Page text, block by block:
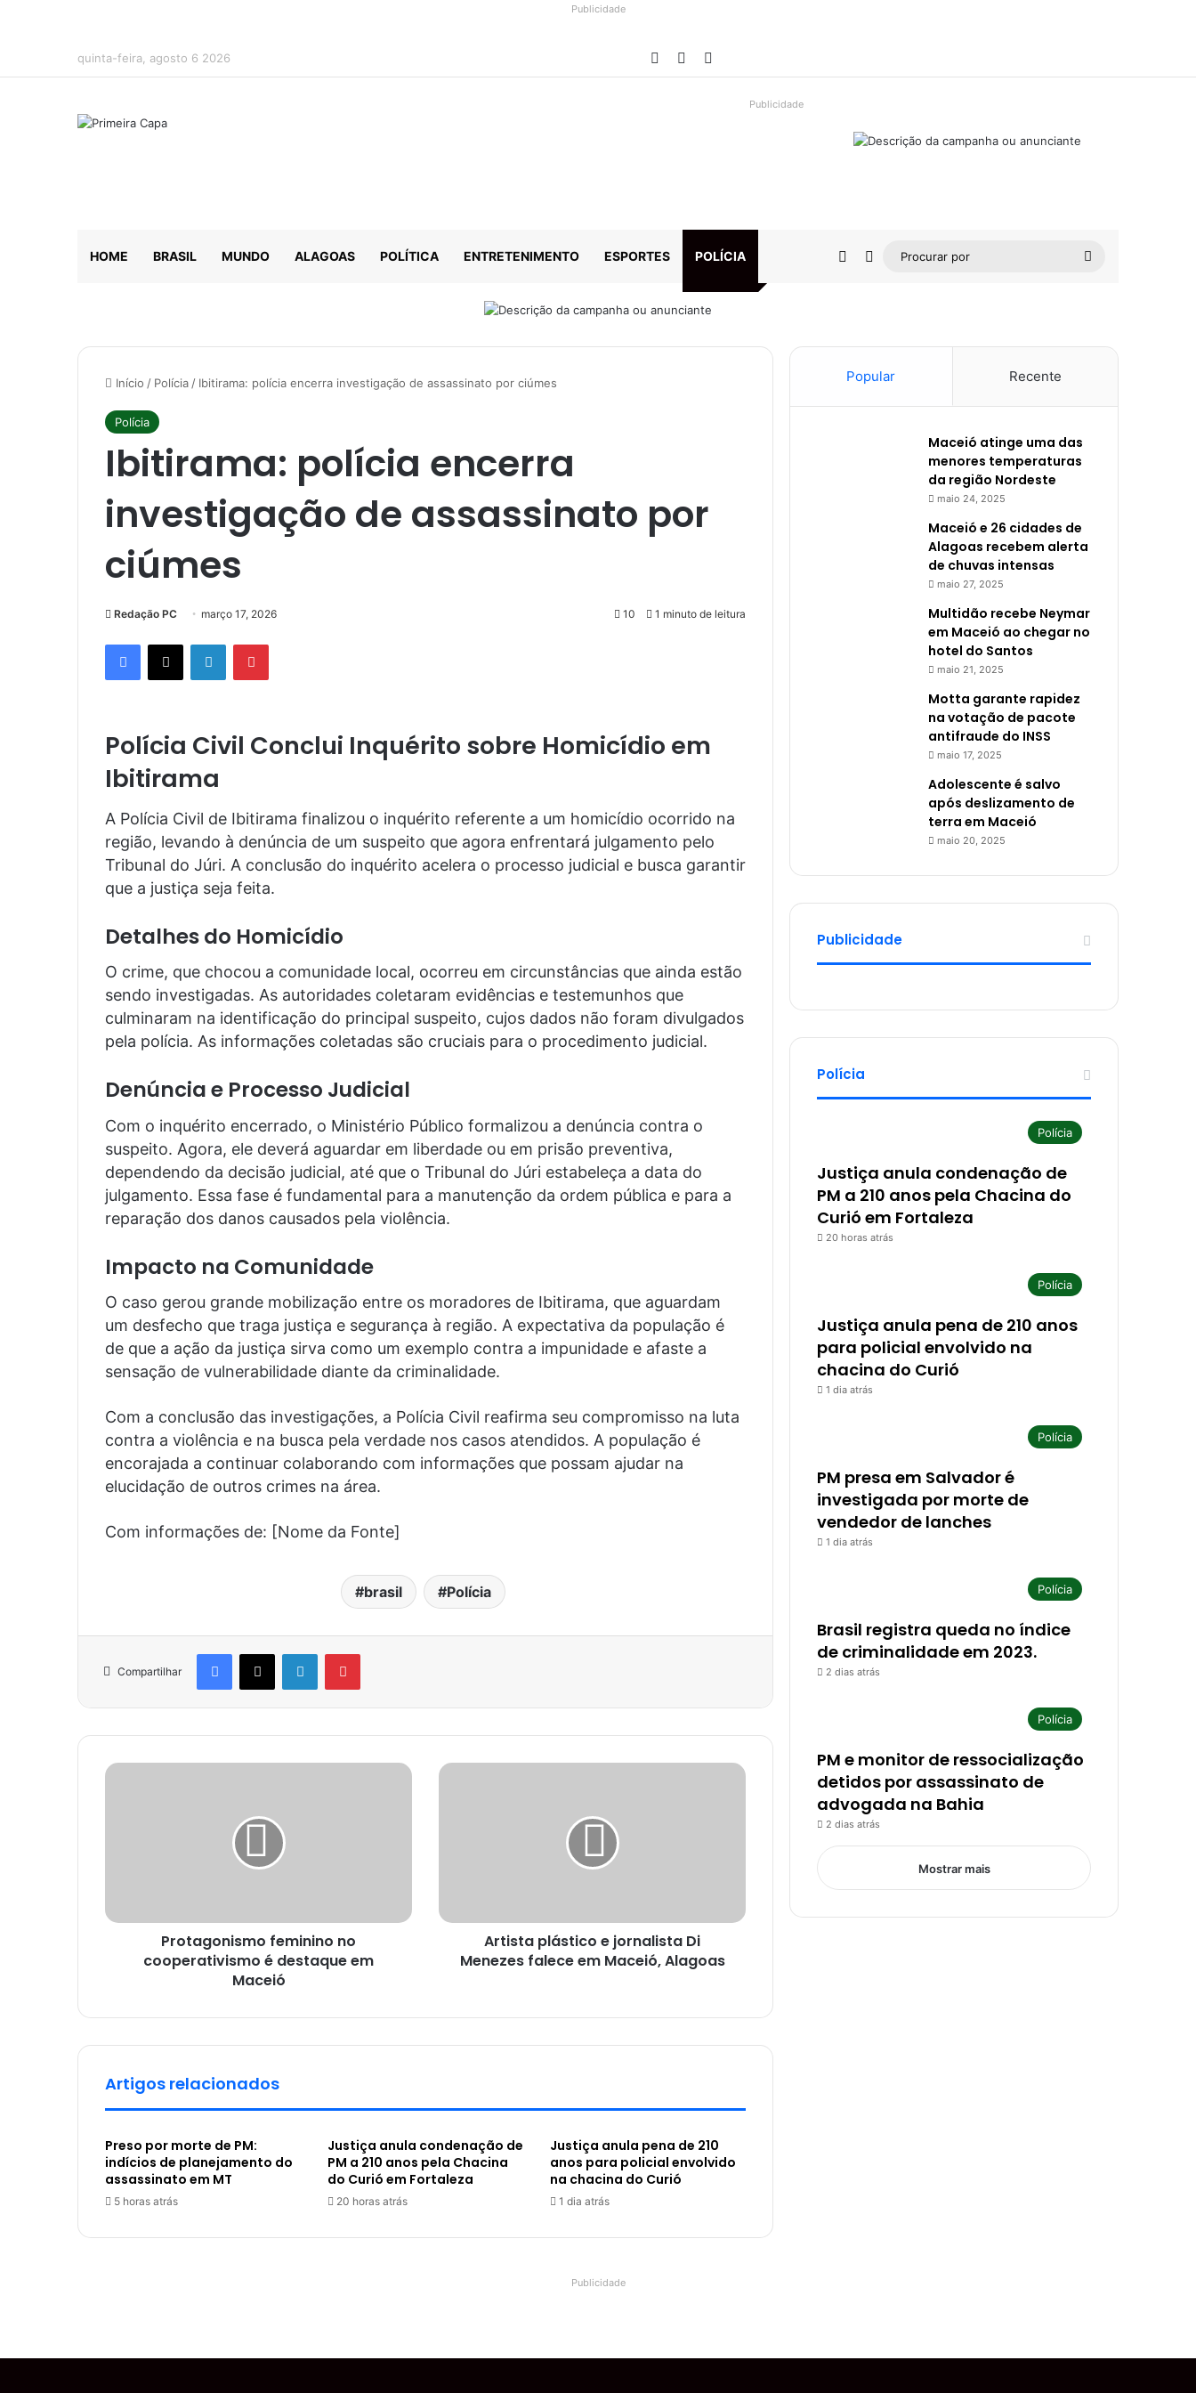
Publicidade
quinta-feira, agosto 6 2026 Facebook
YouTube
Publicidade
HOME BRASIL MUNDO ALAGOAS POLÍTICA ENTRETENIMENTO ESPORTES POLÍCIA Barra Lateral
Switch skin
Procurar
Início / Polícia / Ibitirama: polícia encerra investigação de assassinato por ciúmes
Polícia
Ibitirama: polícia encerra
investigação de assassinato por
ciúmes
Redação PC março 17, 2026 10 1 minuto de leitura
Facebook
X LinkedinPinterest
Polícia Civil Conclui Inquérito sobre Homicídio em
Ibitirama
A Polícia Civil de Ibitirama finalizou o inquérito referente a um homicídio ocorrido na
região, levando à denúncia de um suspeito que agora enfrentará julgamento pelo
Tribunal do Júri. A conclusão do inquérito acelera o processo judicial e busca garantir
que a justiça seja feita.
Detalhes do Homicídio
O crime, que chocou a comunidade local, ocorreu em circunstâncias que ainda estão
sendo investigadas. As autoridades coletaram evidências e testemunhos que
culminaram na identificação do principal suspeito, cujos dados não foram divulgados
pela polícia. As informações coletadas são cruciais para o procedimento judicial.
Denúncia e Processo Judicial
Com o inquérito encerrado, o Ministério Público formalizou a denúncia contra o
suspeito. Agora, ele deverá aguardar em liberdade ou em prisão preventiva,
dependendo da decisão judicial, até que o Tribunal do Júri estabeleça a data do
julgamento. Essa fase é fundamental para a manutenção da ordem pública e para a
reparação dos danos causados pela violência.
Impacto na Comunidade
O caso gerou grande mobilização entre os moradores de Ibitirama, que aguardam
um desfecho que traga justiça e segurança à região. A expectativa da população é
de que a ação da justiça sirva como um exemplo contra a impunidade e afaste a
sensação de vulnerabilidade diante da criminalidade.
Com a conclusão das investigações, a Polícia Civil reafirma seu compromisso na luta
contra a violência e na busca pela verdade nos casos atendidos. A população é
encorajada a continuar colaborando com informações que possam ajudar na
elucidação de outros crimes na área.
Com informações de: [Nome da Fonte]
brasil Polícia
Compartilhar
Facebook
X LinkedinPinterest
Protagonismo feminino no
cooperativismo é destaque em
Maceió
Artista plástico e jornalista Di
Menezes falece em Maceió, Alagoas
Artigos relacionados
Preso por morte de PM:
indícios de planejamento do
assassinato em MT
5 horas atrás
Justiça anula condenação de
PM a 210 anos pela Chacina
do Curió em Fortaleza
20 horas atrás
Justiça anula pena de 210
anos para policial envolvido
na chacina do Curió
1 dia atrás
Popular Recente
Maceió atinge uma das
menores temperaturas
da região Nordeste
maio 24, 2025
Maceió e 26 cidades de
Alagoas recebem alerta
de chuvas intensas
maio 27, 2025
Multidão recebe Neymar
em Maceió ao chegar no
hotel do Santos
maio 21, 2025
Motta garante rapidez
na votação de pacote
antifraude do INSS
maio 17, 2025
Adolescente é salvo
após deslizamento de
terra em Maceió
maio 20, 2025
Publicidade
Polícia
Polícia
Justiça anula condenação de
PM a 210 anos pela Chacina do
Curió em Fortaleza
20 horas atrás
Polícia
Justiça anula pena de 210 anos
para policial envolvido na
chacina do Curió
1 dia atrás
Polícia
PM presa em Salvador é
investigada por morte de
vendedor de lanches
1 dia atrás
Polícia
Brasil registra queda no índice
de criminalidade em 2023.
2 dias atrás
Polícia
PM e monitor de ressocialização
detidos por assassinato de
advogada na Bahia
2 dias atrás
Mostrar mais
Publicidade